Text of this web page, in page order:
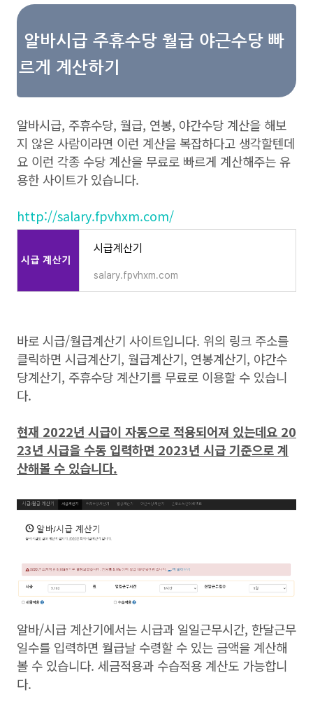
알바시급 주휴수당 월급 야근수당 빠
르게 계산하기
알바시급, 주휴수당, 월급, 연봉, 야간수당 계산을 해보
지 않은 사람이라면 이런 계산을 복잡하다고 생각할텐데
요 이런 각종 수당 계산을 무료로 빠르게 계산해주는 유
용한 사이트가 있습니다.
http://salary.fpvhxm.com/
시급계산기
salary.fpvhxm.com
바로 시급/월급계산기 사이트입니다. 위의 링크 주소를
클릭하면 시급계산기, 월급계산기, 연봉계산기, 야간수
당계산기, 주휴수당 계산기를 무료로 이용할 수 있습니
다.
현재 2022년 시급이 자동으로 적용되어져 있는데요 20
23년 시급을 수동 입력하면 2023년 시급 기준으로 계
산해볼 수 있습니다.
알바/시급 계산기에서는 시급과 일일근무시간, 한달근무
일수를 입력하면 월급날 수령할 수 있는 금액을 계산해
볼 수 있습니다. 세금적용과 수습적용 계산도 가능합니
다.